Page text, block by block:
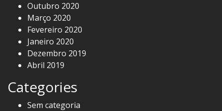
Outubro 2020
Março 2020
Fevereiro 2020
Janeiro 2020
Dezembro 2019
Abril 2019
Categories
Sem categoria